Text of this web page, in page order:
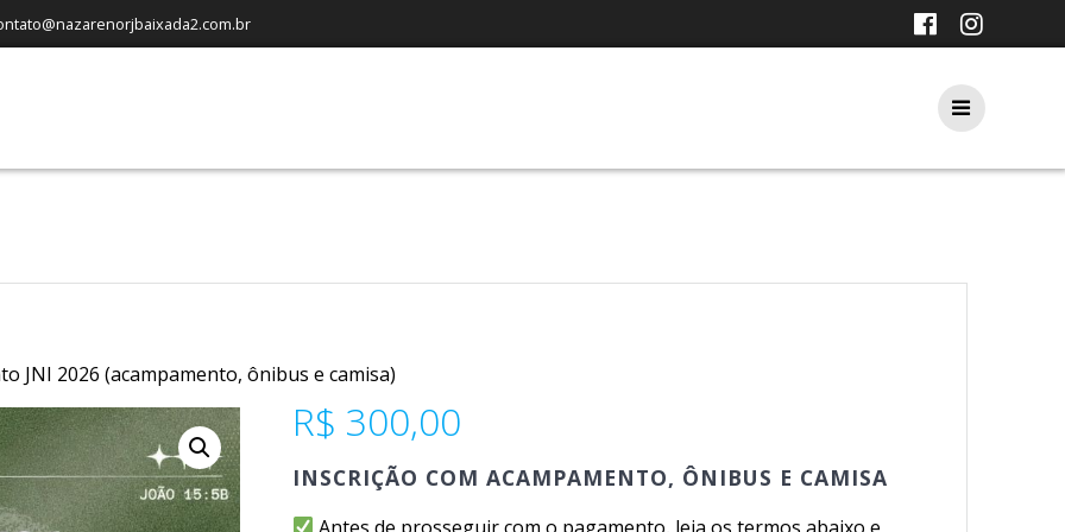
JNI 2026 (acampamento, ônibus e camisa)
R$ 300,00
INSCRIÇÃO COM ACAMPAMENTO, ÔNIBUS E CAMISA